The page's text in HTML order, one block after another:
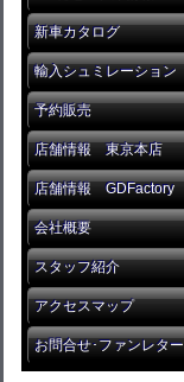
新車カタログ
輸入シュミレーション
予約販売
店舗情報 東京本店
店舗情報 GDFactory
会社概要
スタッフ紹介
アクセスマップ
お問合せ･ファンレター